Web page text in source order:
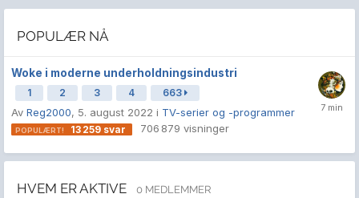
POPULÆR NÅ
Woke i moderne underholdningsindustri
1 2 3 4 663
Av Reg2000, 5. august 2022 i TV-serier og -programmer
13 259 svar 706 879 visninger
HVEM ER AKTIVE 0 MEDLEMMER